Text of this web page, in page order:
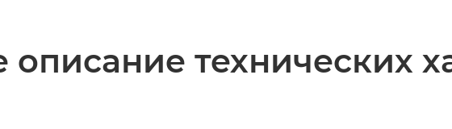
технических